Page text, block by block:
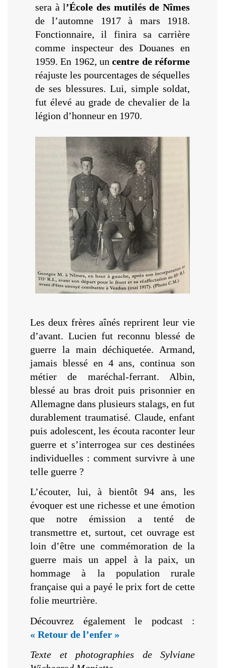
sera à l’École des mutilés de Nîmes
de l’automne 1917 à mars 1918.
Fonctionnaire, il finira sa carrière
comme inspecteur des Douanes en
1959. En 1962, uncentre de réforme
réajuste les pourcentages de séquelles
de ses blessures. Lui, simple soldat,
fut élevé au grade de chevalier de la
légion d’honneur en 1970.
Les deux frères aînés reprirent leur vie
d’avant. Lucien fut reconnu blessé de
guerre la main déchiquetée. Armand,
jamais blessé en 4 ans, continua son
métier de maréchal-ferrant. Albin,
blessé au bras droit puis prisonnier en
Allemagne dans plusieurs stalags, en fut
durablement traumatisé. Claude, enfant
puis adolescent, les écouta raconter leur
guerre et s’interrogea sur ces destinées
individuelles : comment survivre à une
telle guerre ?
L’écouter, lui, à bientôt 94 ans, les
évoquer est une richesse et une émotion
que notre émission a tenté de
transmettre et, surtout, cet ouvrage est
loin d’être une commémoration de la
guerre mais un appel à la paix, un
hommage à la population rurale
française qui a payé le prix fort de cette
folie meurtrière.
Découvrez également le podcast :
« Retour de l’enfer »
Texte et photographies de Sylviane